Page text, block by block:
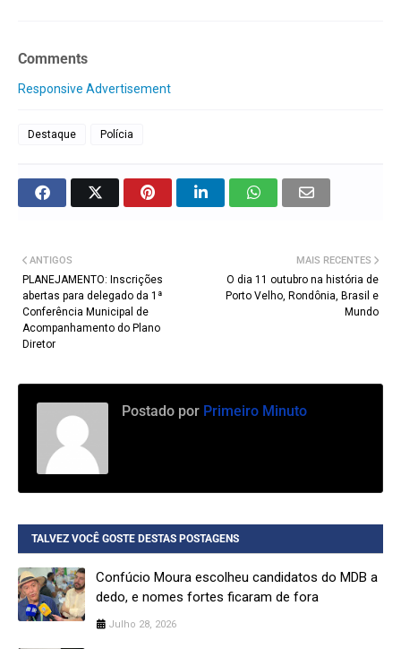
Comments
Responsive Advertisement
Destaque Polícia
MAIS RECENTES
O dia 11 outubro na história de
Porto Velho, Rondônia, Brasil e
Mundo
ANTIGOS
PLANEJAMENTO: Inscrições
abertas para delegado da 1ª
Conferência Municipal de
Acompanhamento do Plano
Diretor
Postado por Primeiro Minuto
TALVEZ VOCÊ GOSTE DESTAS POSTAGENS
Confúcio Moura escolheu candidatos do MDB a
dedo, e nomes fortes ficaram de fora
Julho 28, 2026